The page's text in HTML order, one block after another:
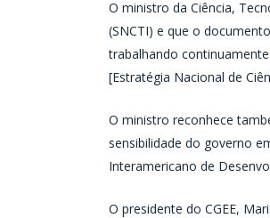
O ministro da Ciência,
(SNCTI) e que o
trabalhando
[Estratégia Nacional de
O ministro reconhece
sensibilidade do governo
Interamericano de
O presidente do CGEE,